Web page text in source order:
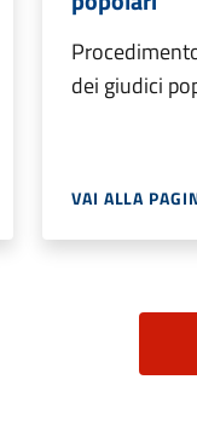
dei giudici
VAI ALLA